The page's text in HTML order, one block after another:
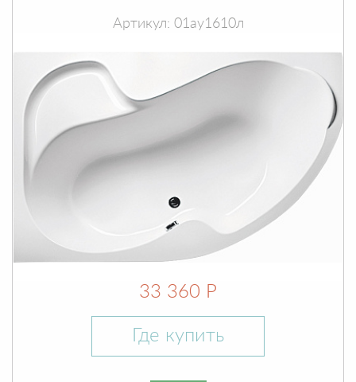
Артикул: 01ау1610л
33 360 Р
Где купить